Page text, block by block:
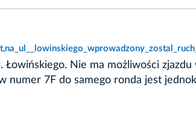
Nie ma możliwości
numer 7F do samego ronda jest